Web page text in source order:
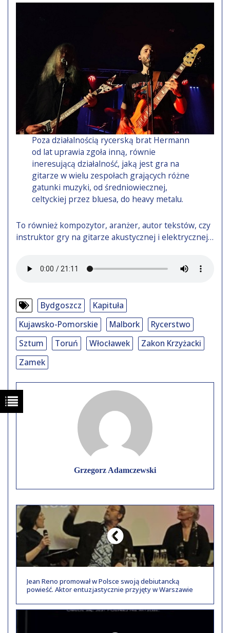
Poza działalnością rycerską brat Hermann
od lat uprawia zgoła inną, równie
ineresującą działalność, jaką jest gra na
gitarze w wielu zespołach grających różne
gatunki muzyki, od średniowiecznej,
celtyckiej przez bluesa, do heavy metalu.
To również kompozytor, aranżer, autor tekstów, czy
instruktor gry na gitarze akustycznej i elektrycznej…
Bydgoszcz
Kapituła
Kujawsko-Pomorskie
Malbork
Rycerstwo
Sztum
Toruń Włocławek
Zakon Krzyżacki
Zamek
Grzegorz Adamczewski
Jean Reno promował w Polsce swoją debiutancką
powieść. Aktor entuzjastycznie przyjęty w Warszawie